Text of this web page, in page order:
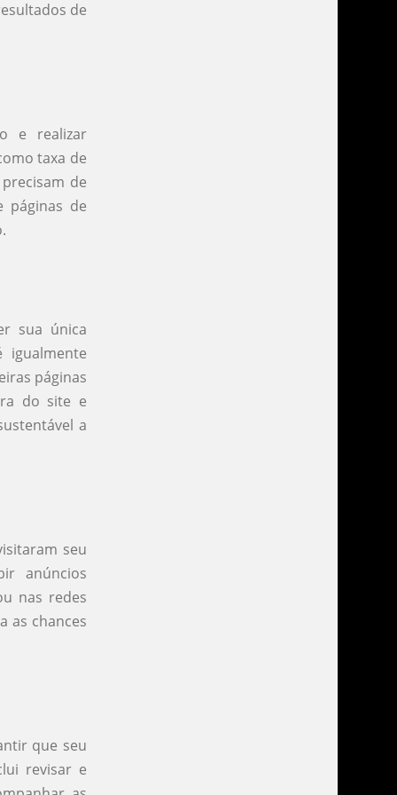
de
e realizar
taxa de
de
páginas de
sua única
igualmente
páginas
do site e
a
seu
anúncios
nas redes
as chances
que seu
revisar e